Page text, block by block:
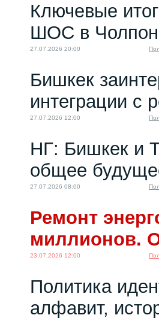
метит страны ЦА
Ключевые
ШОС в
27.07.2026 20:00
Бишкек
интеграции с
27.07.2026 12:00
НГ: Бишкек и
общее
27.07.2026 08:00
Ремонт
миллионов.
23.07.2026 12:00
Политика
алфавит,